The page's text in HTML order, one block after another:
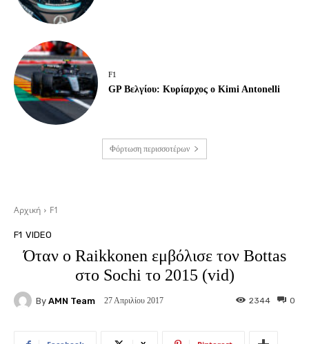
F1
GP Βελγίου: Κυρίαρχος ο Kimi Antonelli
Φόρτωση περισσοτέρων